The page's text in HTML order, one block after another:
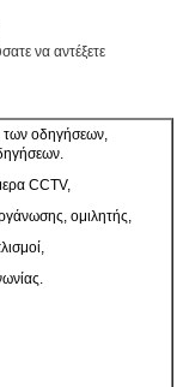
να αντέξετε
οδηγήσεων,
CCTV,
ομιλητής,